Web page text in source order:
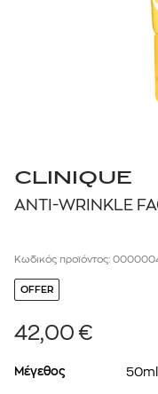
CLINIQUE
ANTI-WRINKLE
Κωδικός προϊόντος:
OFFER
42,00 €
Μέγεθος 50ml